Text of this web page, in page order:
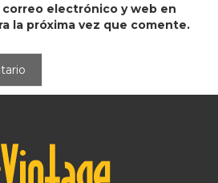
correo electrónico y web en
la próxima vez que comente.